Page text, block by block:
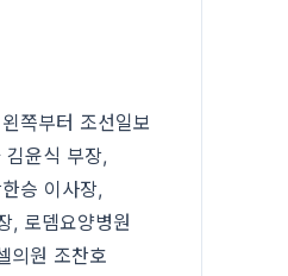
쪽부터 조선일보
윤식 부장,
승 이사장,
, 로뎀요양병원
의원 조찬호